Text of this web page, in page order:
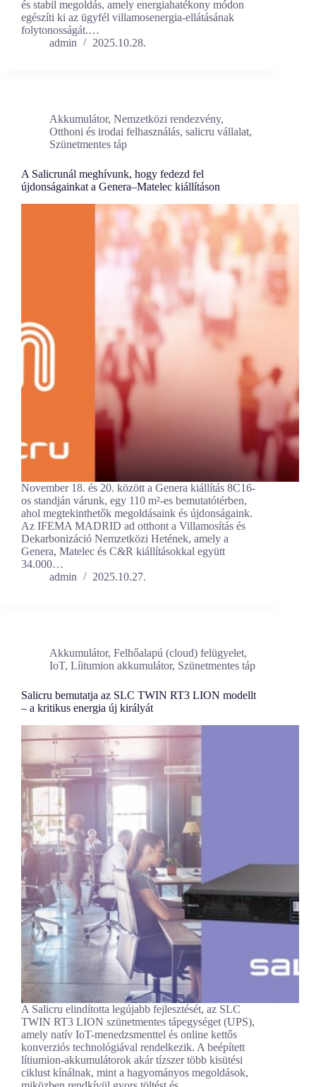
és stabil megoldás, amely energiahatékony módon
egészíti ki az ügyfél villamosenergia-ellátásának
folytonosságát.…
admin
2025.10.28.
Akkumulátor, Nemzetközi rendezvény,
Otthoni és irodai felhasználás, salicru vállalat,
Szünetmentes táp
A Salicrunál meghívunk, hogy fedezd fel
újdonságainkat a Genera–Matelec kiállításon
November 18. és 20. között a Genera kiállítás 8C16-
os standján várunk, egy 110 m²-es bemutatótérben,
ahol megtekinthetők megoldásaink és újdonságaink.
Az IFEMA MADRID ad otthont a Villamosítás és
Dekarbonizáció Nemzetközi Hetének, amely a
Genera, Matelec és C&R kiállításokkal együtt
34.000…
admin
2025.10.27.
Akkumulátor, Felhőalapú (cloud) felügyelet,
IoT, Líitumion akkumulátor, Szünetmentes táp
Salicru bemutatja az SLC TWIN RT3 LION modellt
– a kritikus energia új királyát
A Salicru elindította legújabb fejlesztését, az SLC
TWIN RT3 LION szünetmentes tápegységet (UPS),
amely natív IoT-menedzsmenttel és online kettős
konverziós technológiával rendelkezik. A beépített
lítiumion-akkumulátorok akár tízszer több kisütési
ciklust kínálnak, mint a hagyományos megoldások,